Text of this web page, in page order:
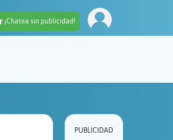
¡Chatea sin publicidad!
PUBLICIDAD